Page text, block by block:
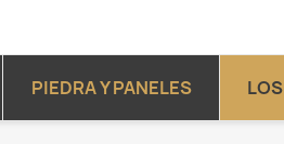
PIEDRA Y PANELES